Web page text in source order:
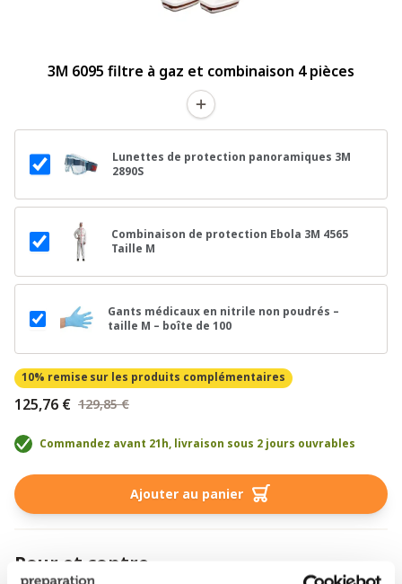
3M 6095 filtre à gaz et combinaison 4 pièces
Lunettes de protection panoramiques 3M
2890S
Combinaison de protection Ebola 3M 4565
Taille M
Gants médicaux en nitrile non poudrés –
taille M – boîte de 100
10% remise sur les produits complémentaires
125,76 € 129,85 €
Commandez avant 21h, livraison sous 2 jours ouvrables
Ajouter au panier
Pour et contre